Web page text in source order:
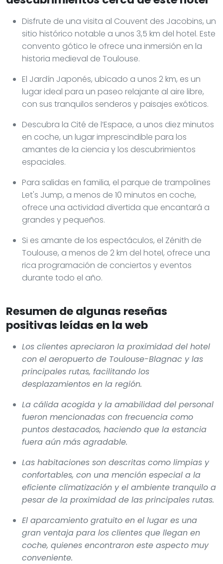
Disfrute de una visita al Couvent des Jacobins, un
sitio histórico notable a unos 3,5 km del hotel. Este
convento gótico le ofrece una inmersión en la
historia medieval de Toulouse.
El Jardín Japonés, ubicado a unos 2 km, es un
lugar ideal para un paseo relajante al aire libre,
con sus tranquilos senderos y paisajes exóticos.
Descubra la Cité de l’Espace, a unos diez minutos
en coche, un lugar imprescindible para los
amantes de la ciencia y los descubrimientos
espaciales.
Para salidas en familia, el parque de trampolines
Let's Jump, a menos de 10 minutos en coche,
ofrece una actividad divertida que encantará a
grandes y pequeños.
Si es amante de los espectáculos, el Zénith de
Toulouse, a menos de 2 km del hotel, ofrece una
rica programación de conciertos y eventos
durante todo el año.
Resumen de algunas reseñas
positivas leídas en la web
Los clientes apreciaron la proximidad del hotel
con el aeropuerto de Toulouse-Blagnac y las
principales rutas, facilitando los
desplazamientos en la región.
La cálida acogida y la amabilidad del personal
fueron mencionadas con frecuencia como
puntos destacados, haciendo que la estancia
fuera aún más agradable.
Las habitaciones son descritas como limpias y
confortables, con una mención especial a la
eficiente climatización y el ambiente tranquilo a
pesar de la proximidad de las principales rutas.
El aparcamiento gratuito en el lugar es una
gran ventaja para los clientes que llegan en
coche, quienes encontraron este aspecto muy
conveniente.